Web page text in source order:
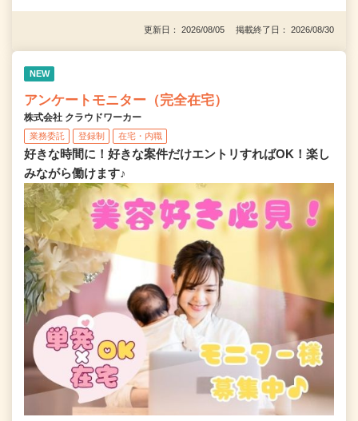
更新日： 2026/08/05 掲載終了日： 2026/08/30
NEW
アンケートモニター（完全在宅）
株式会社 クラウドワーカー
業務委託 登録制 在宅・内職
好きな時間に！好きな案件だけエントリすればOK！楽し
みながら働けます♪